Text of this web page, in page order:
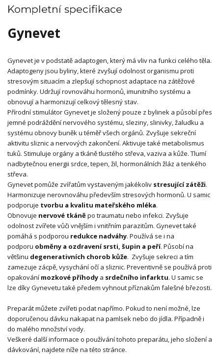
Kompletní specifikace
Gynevet
Gynevet je v podstatě adaptogen, který má vliv na funkci celého těla.
Adaptogeny jsou byliny, které zvyšují odolnost organismu proti
stresovým situacím a zlepšují schopnost adaptace na zátěžové
podmínky. Udržují rovnováhu hormonů, imunitního systému a
obnovují a harmonizují celkový tělesný stav.
Přírodní stimulátor Gynevet je složený pouze z bylinek a působí přes
jemné podráždění nervového systému, sleziny, slinivky, žaludku a
systému obnovy buněk u téměř všech orgánů. Zvyšuje sekreční
aktivitu sliznic a nervových zakončení. Aktivuje také metabolismus
tuků. Stimuluje orgány a tkáně tlustého střeva, vaziva a kůže. Tlumí
nadbytečnou energii srdce, tepen, žil, hormonálních žláz a tenkého
střeva.
Gynevet pomůže zvířatům vystaveným jakékoliv stresující zátěži.
Harmonizuje nerovnováhu především stresových hormonů. U samic
podporuje tvorbu a kvalitu mateřského mléka.
Obnovuje nervové tkáněpo traumatu nebo infekci. Zvyšuje
odolnost zvířete vůči vnějším i vnitřním parazitům. Gynevet také
pomáhá s podporou redukce nadváhy. Používá se i na
podporu obměny a ozdravení srsti, šupin a peří. Působí na
většinu degenerativních chorob kůže. Zvyšuje sekreci a tím
zamezuje zácpě, vysychání očí a sliznic. Preventivně se používá proti
opakování mozkové příhody a srdečního infarktu. U samic se
lze díky Gynevetu také předem vyhnout příznakům falešné březosti.
Preparát můžete zvířeti podat napřímo. Pokud to není možné, lze
doporučenou dávku nakapat na pamlsek nebo do jídla. Případně i
do malého množství vody.
Veškeré další informace o používání tohoto preparátu, jeho složení a
dávkování, najdete níže na této stránce.